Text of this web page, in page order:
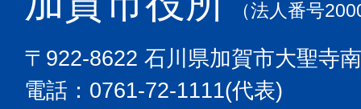
（法人番号
〒922-8622 石川県加賀市大聖寺
電話：0761-72-1111(代表)